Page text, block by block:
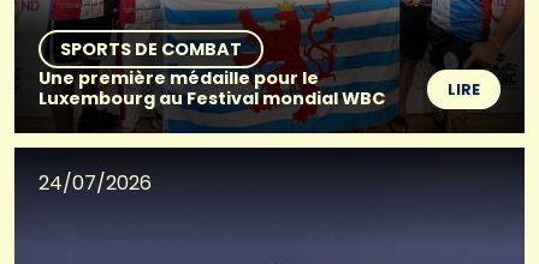
SPORTS DE COMBAT
Une première médaille pour le
Luxembourg au Festival mondial WBC
LIRE
24/07/2026